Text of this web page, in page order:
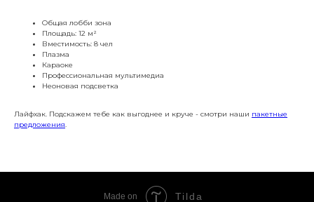
Общая лобби зона
Площадь: 12 м²
Вместимость: 8 чел
Плазма
Караоке
Профессиональная мультимедиа
Неоновая подсветка
Лайфхак. Подскажем тебе как выгоднее и круче - смотри наши пакетные
предложения.
Made on Tilda